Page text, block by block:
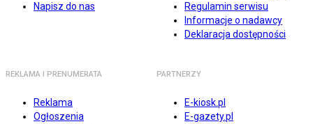
Napisz do nas
Regulamin serwisu
Informacje o nadawcy
Deklaracja dostępności
REKLAMA I PRENUMERATA
Reklama
Ogłoszenia
PARTNERZY
E-kiosk.pl
E-gazety.pl